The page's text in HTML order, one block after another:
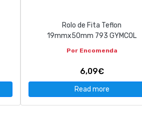
Rolo de Fita Teflon
19mmx50mm 793 GYMCOL
Por Encomenda
6,09€
Read more